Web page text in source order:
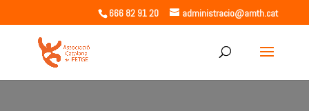
666 82 91 20 administracio@amth.cat